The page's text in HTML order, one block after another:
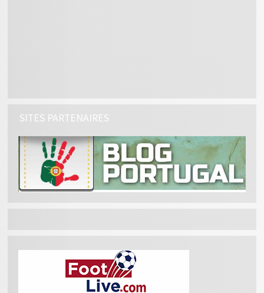
SITES PARTENAIRES